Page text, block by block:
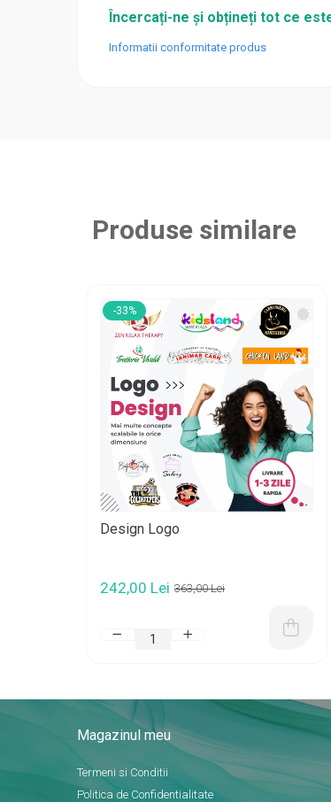
Încercați-ne și obțineți tot ce
Informatii conformitate produs
Produse similare
-33%
Design Logo
363,00 Lei
242,00 Lei
Magazinul meu
Termeni si Conditii
Politica de Confidentialitate